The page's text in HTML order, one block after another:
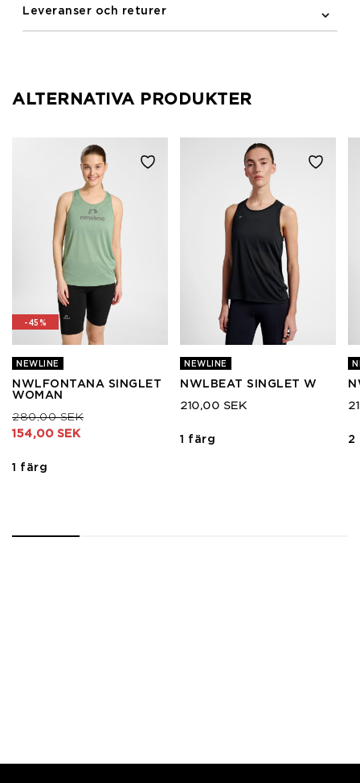
Leveranser och returer
ALTERNATIVA PRODUKTER
-45%
NEWLINE
NWLFONTANA SINGLET
WOMAN
Pris nedsatt från
280,00 SEKtill
154,00 SEK
1 färg
NEWLINE
NWLBEAT SINGLET W
210,00 SEK
1 färg 2